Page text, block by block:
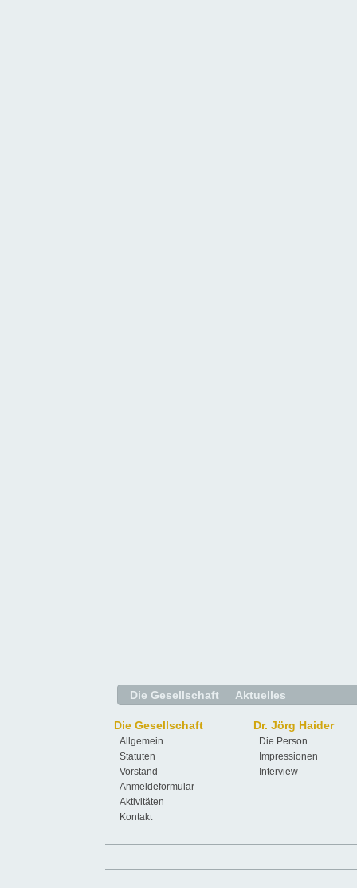
Die Gesellschaft Aktuelles
Die Gesellschaft
Allgemein
Statuten
Vorstand
Anmeldeformular
Aktivitäten
Kontakt
Dr. Jörg Haider
Die Person
Impressionen
Interview